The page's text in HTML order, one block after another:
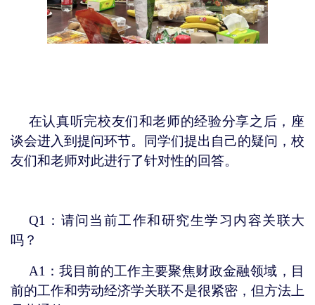
在认真听完校友们和老师的经验分享之后，座
谈会进入到提问环节。同学们提出自己的疑问，校
友们和老师对此进行了针对性的回答。
Q1：请问当前工作和研究生学习内容关联大
吗？
A1：我目前的工作主要聚焦财政金融领域，目
前的工作和劳动经济学关联不是很紧密，但方法上